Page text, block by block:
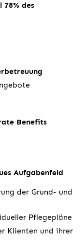
78% des
Benefits
Aufgabenfeld
der Grund- und
Pflegepläne
Klienten und ihrer